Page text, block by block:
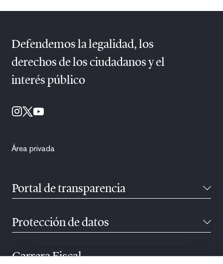
Defendemos la legalidad, los
derechos de los ciudadanos y el
interés público
Área privada
Portal de transparencia
Protección de datos
Carrera Fiscal